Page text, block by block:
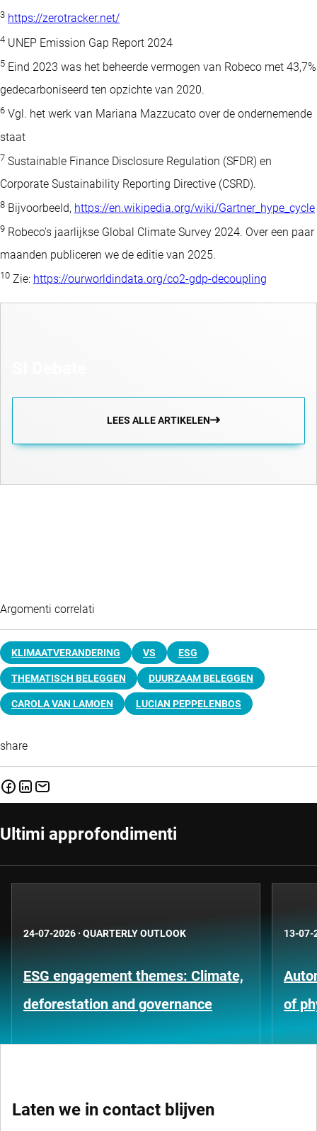
3 https://zerotracker.net/
4 UNEP Emission Gap Report 2024
5 Eind 2023 was het beheerde vermogen van Robeco met 43,7%
gedecarboniseerd ten opzichte van 2020.
6 Vgl. het werk van Mariana Mazzucato over de ondernemende
staat
7 Sustainable Finance Disclosure Regulation (SFDR) en
Corporate Sustainability Reporting Directive (CSRD).
8 Bijvoorbeeld, https://en.wikipedia.org/wiki/Gartner_hype_cycle
9 Robeco's jaarlijkse Global Climate Survey 2024. Over een paar
maanden publiceren we de editie van 2025.
10 Zie: https://ourworldindata.org/co2-gdp-decoupling
LEES ALLE ARTIKELEN
Argomenti correlati
KLIMAATVERANDERING VS ESG
THEMATISCH BELEGGEN DUURZAAM BELEGGEN
CAROLA VAN LAMOEN LUCIAN PEPPELENBOS
share
Ultimi approfondimenti
24-07-2026 · QUARTERLY OUTLOOK
ESG engagement themes: Climate,
deforestation and governance
13-07-
of
Laten we in contact blijven